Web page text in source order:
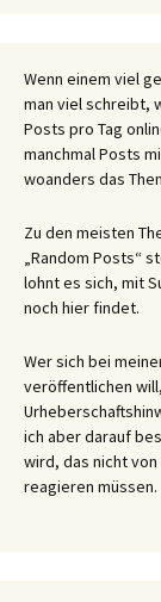
Wenn einem viel
man viel schreibt,
Posts pro Tag
manchmal Posts
woanders das
Zu den meisten
„Random Posts“
lohnt es sich, mit
noch hier findet.
Wer sich bei
veröffentlichen
ich aber darauf
wird, das nicht
reagieren müssen.